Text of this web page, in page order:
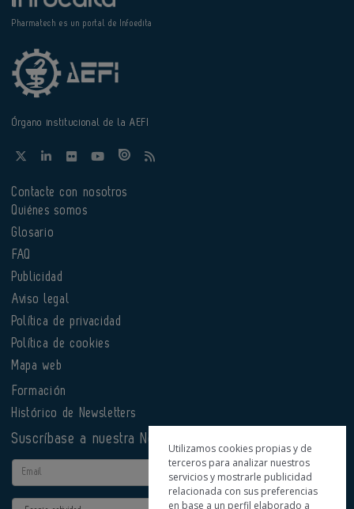
Pharmatech es un portal de Infoedita
Órgano institucional de la AEFI
Contacte con nosotros
Quiénes somos
Glosario
FAQ
Publicidad
Aviso legal
Política de privacidad
Política de cookies
Mapa web
Formación
Histórico de Newsletters
Suscríbase a nuestra Newsletter
Email
Actividad
Utilizamos cookies propias y de
terceros para analizar nuestros
servicios y mostrarle publicidad
relacionada con sus preferencias
en base a un perfil elaborado a